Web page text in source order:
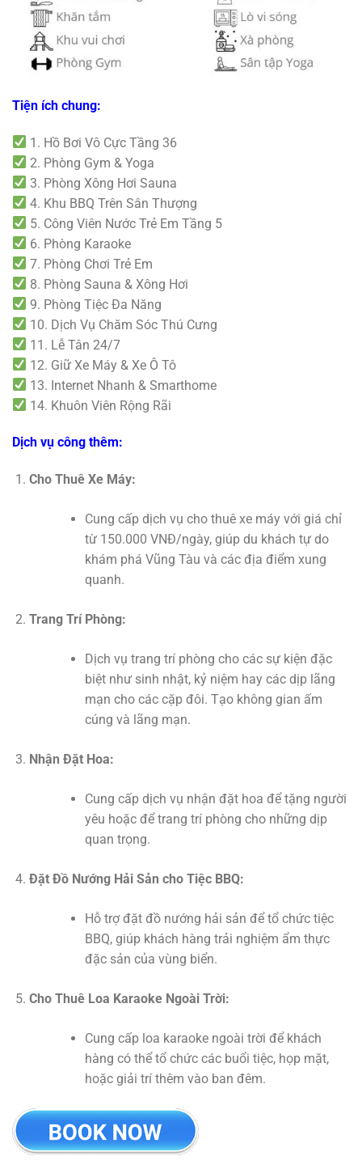
Tiện ích chung:
1. Hồ Bơi Vô Cực Tầng 36
2. Phòng Gym & Yoga
3. Phòng Xông Hơi Sauna
4. Khu BBQ Trên Sân Thượng
5. Công Viên Nước Trẻ Em Tầng 5
6. Phòng Karaoke
7. Phòng Chơi Trẻ Em
8. Phòng Sauna & Xông Hơi
9. Phòng Tiệc Đa Năng
10. Dịch Vụ Chăm Sóc Thú Cưng
11. Lễ Tân 24/7
12. Giữ Xe Máy & Xe Ô Tô
13. Internet Nhanh & Smarthome
14. Khuôn Viên Rộng Rãi
Dịch vụ công thêm:
Cho Thuê Xe Máy:
Cung cấp dịch vụ cho thuê xe máy với giá chỉ
từ 150.000 VNĐ/ngày, giúp du khách tự do
khám phá Vũng Tàu và các địa điểm xung
quanh.
Trang Trí Phòng:
Dịch vụ trang trí phòng cho các sự kiện đặc
biệt như sinh nhật, kỷ niệm hay các dịp lãng
mạn cho các cặp đôi. Tạo không gian ấm
cúng và lãng mạn.
Nhận Đặt Hoa:
Cung cấp dịch vụ nhận đặt hoa để tặng người
yêu hoặc để trang trí phòng cho những dịp
quan trọng.
Đặt Đồ Nướng Hải Sản cho Tiệc BBQ:
Hỗ trợ đặt đồ nướng hải sản để tổ chức tiệc
BBQ, giúp khách hàng trải nghiệm ẩm thực
đặc sản của vùng biển.
Cho Thuê Loa Karaoke Ngoài Trời:
Cung cấp loa karaoke ngoài trời để khách
hàng có thể tổ chức các buổi tiệc, họp mặt,
hoặc giải trí thêm vào ban đêm.